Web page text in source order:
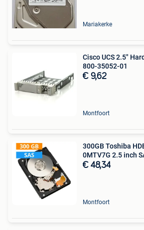
Mariakerke
Cisco UCS 2.5"
800-35052-01
€ 9,62
Montfoort
300GB Toshiba
0MTV7G 2.5 inch
€ 48,34
Montfoort